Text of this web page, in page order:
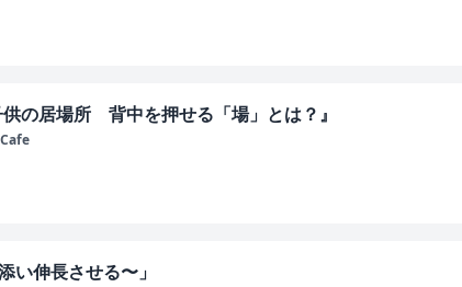
の居場所 背中を押せる「場」とは？』
い伸長させる〜」